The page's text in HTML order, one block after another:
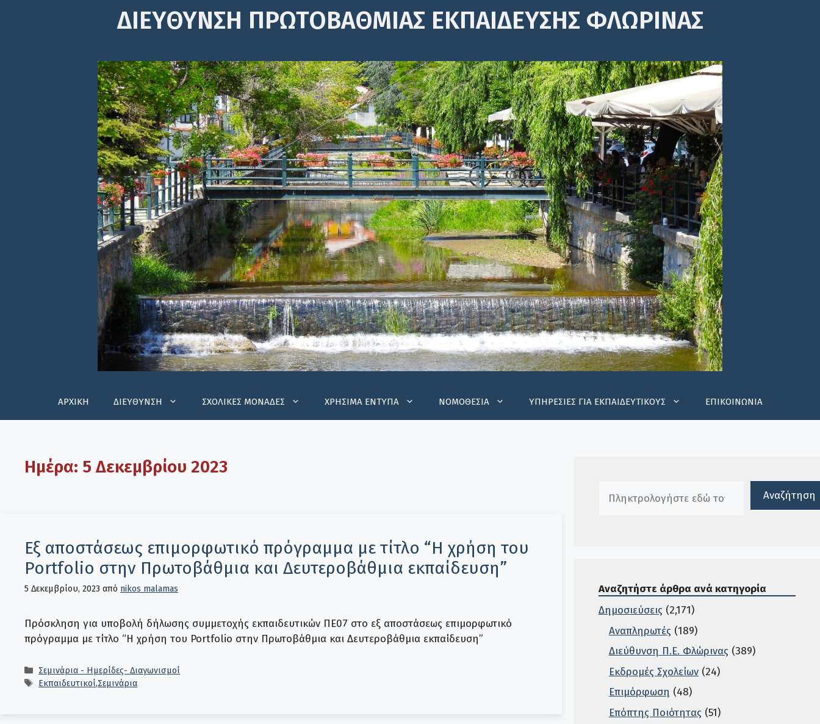
ΔΙΕΎΘΥΝΣΗ ΠΡΩΤΟΒΆΘΜΙΑΣ ΕΚΠΑΊΔΕΥΣΗΣ ΦΛΩΡΙΝΑΣ
ΑΡΧΙΚΗ ΔΙΕΥΘΥΝΣΗ ΣΧΟΛΙΚΕΣ ΜΟΝΑΔΕΣ ΧΡΗΣΙΜΑ ΕΝΤΥΠΑ ΝΟΜΟΘΕΣΙΑ ΥΠΗΡΕΣΙΕΣ ΓΙΑ ΕΚΠΑΙΔΕΥΤΙΚΟΥΣ ΕΠΙΚΟΙΝΩΝΙΑ
Ημέρα: 5 Δεκεμβρίου 2023
Εξ αποστάσεως επιμορφωτικό πρόγραμμα με τίτλο “Η χρήση του
Portfolio στην Πρωτοβάθμια και Δευτεροβάθμια εκπαίδευση”
5 Δεκεμβρίου, 2023 από nikos malamas
Πρόσκληση για υποβολή δήλωσης συμμετοχής εκπαιδευτικών ΠΕ07 στο εξ αποστάσεως επιμορφωτικό
πρόγραμμα με τίτλο “Η χρήση του Portfolio στην Πρωτοβάθμια και Δευτεροβάθμια εκπαίδευση”
Κατηγορίες
Σεμινάρια - Ημερίδες- Διαγωνισμοί
Ετικέτες
Εκπαιδευτικοί,Σεμινάρια
Αναζήτηση
Αναζητήστε άρθρα ανά κατηγορία
Δημοσιεύσεις (2,171)
Αναπληρωτές (189)
Διεύθυνση Π.Ε. Φλώρινας (389)
Εκδρομές Σχολείων(24)
Επιμόρφωση (48)
Επόπτης Ποιότητας (51)